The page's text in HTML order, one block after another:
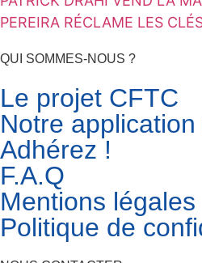
PEREIRA RÉCLAME LES
QUI SOMMES-NOUS ?
Le projet CFTC
Notre
Adhérez !
F.A.Q
Mentions légales
Politique de